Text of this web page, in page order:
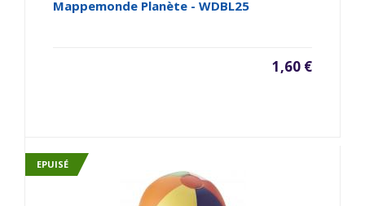
Mappemonde Planète - WDBL25
1,60 €
EPUISÉ